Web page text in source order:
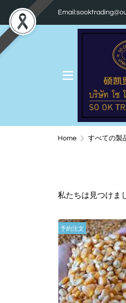
Home すべての製
私たちは見つけま
予約注文